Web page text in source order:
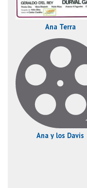
Ana Terra
Ana y los Davis